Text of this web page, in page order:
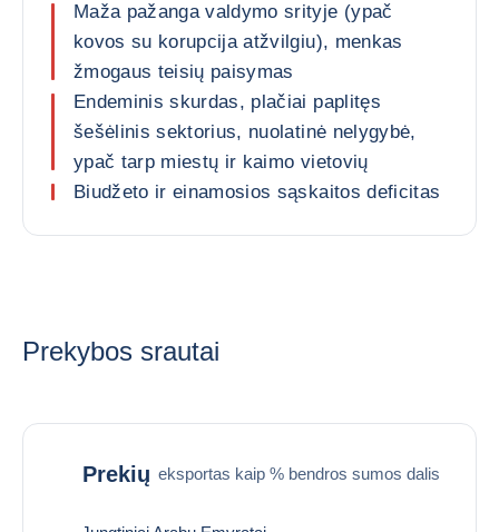
Maža pažanga valdymo srityje (ypač
kovos su korupcija atžvilgiu), menkas
žmogaus teisių paisymas
Endeminis skurdas, plačiai paplitęs
šešėlinis sektorius, nuolatinė nelygybė,
ypač tarp miestų ir kaimo vietovių
Biudžeto ir einamosios sąskaitos deficitas
Prekybos srautai
Prekių eksportas kaip % bendros sumos dalis